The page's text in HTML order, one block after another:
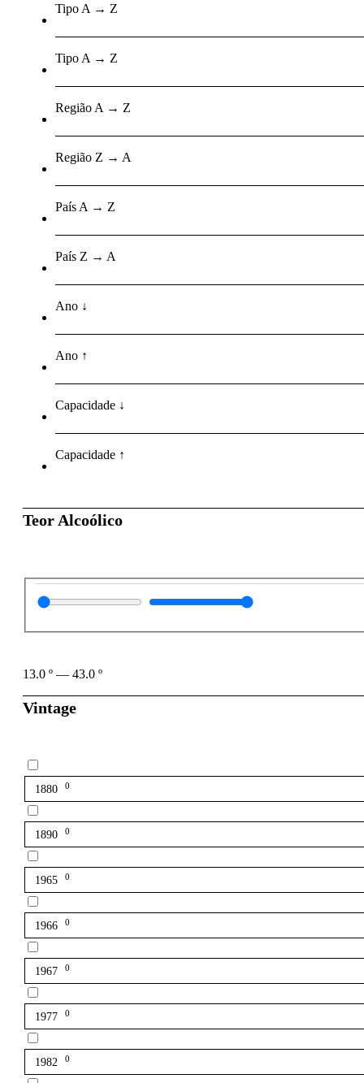
Tipo A → Z
Tipo A → Z
Região A → Z
Região Z → A
País A → Z
País Z → A
Ano ↓
Ano ↑
Capacidade ↓
Capacidade ↑
Teor Alcoólico
13.0 º — 43.0 º
Vintage
1880 0
1890 0
1965 0
1966 0
1967 0
1977 0
1982 0